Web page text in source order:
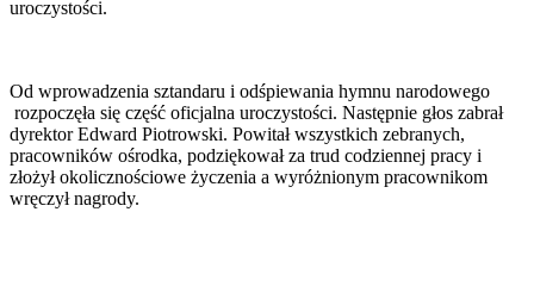
uroczystości.
Od wprowadzenia sztandaru i odśpiewania hymnu narodowego
rozpoczęła się część oficjalna uroczystości. Następnie głos zabrał
dyrektor Edward Piotrowski. Powitał wszystkich zebranych,
pracowników ośrodka, podziękował za trud codziennej pracy i
złożył okolicznościowe życzenia a wyróżnionym pracownikom
wręczył nagrody.